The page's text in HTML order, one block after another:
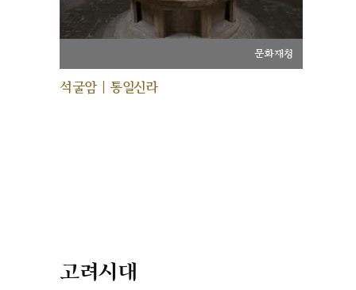
문화재청
석굴암 | 통일신라
고려시대